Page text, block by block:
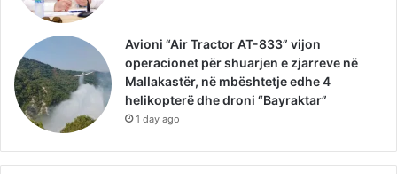
Avioni “Air Tractor AT-833” vijon
operacionet për shuarjen e zjarreve në
Mallakastër, në mbështetje edhe 4
helikopterë dhe droni “Bayraktar”
1 day ago